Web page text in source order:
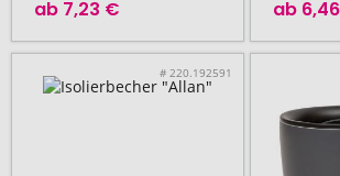
ab 7,23 € ab
# 220.192591